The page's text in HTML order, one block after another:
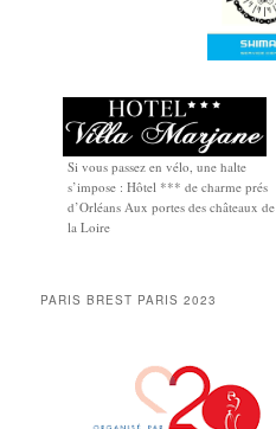
Si vous passez en vélo, une halte
s’impose : Hôtel *** de charme prés
d’Orléans Aux portes des châteaux de
la Loire
PARIS BREST PARIS 2023